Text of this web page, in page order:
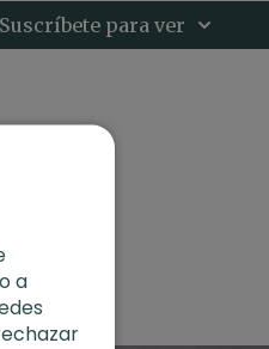
Yin yoga con Agus
Suscríbete para ver
a